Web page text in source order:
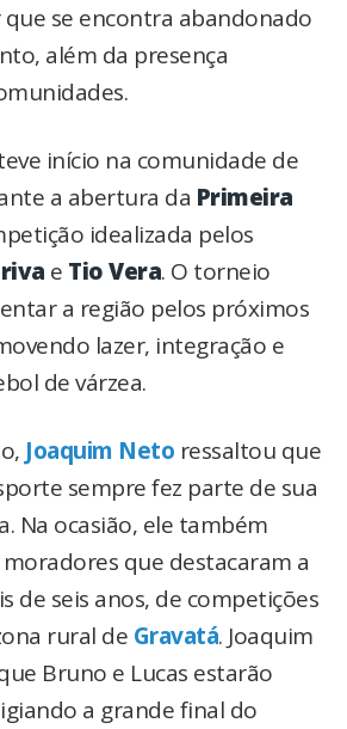
se encontra abandonado
além da presença
início na comunidade de
a abertura da Primeira
idealizada pelos
e Tio Vera. O torneio
a região pelos próximos
lazer, integração e
de várzea.
Joaquim Neto ressaltou que
sempre fez parte de sua
Na ocasião, ele também
que destacaram a
de seis anos, de competições
rural de Gravatá. Joaquim
Bruno e Lucas estarão
a grande final do